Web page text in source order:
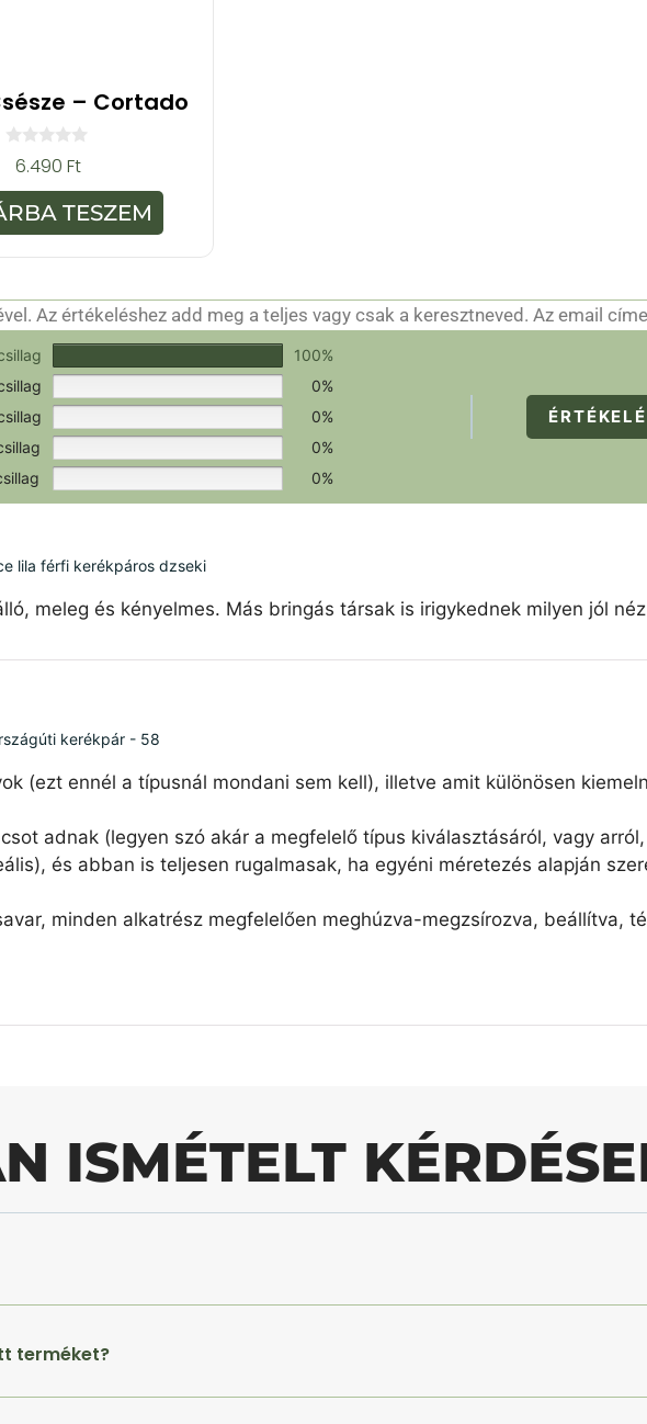
– Cortado
z
5
-
b
6.490Ft
TESZEM
Értékeld a terméket!
Az értékeléshez add meg a teljes vagy csak a keresztneved. Az email
csak a hitelesítéshez szükséges.
100%
0%
0%
0%
0%
lila férfi kerékpáros dzseki
meleg és kényelmes. Más bringás társak is irigykednek milyen jól
kerékpár - 58
(ezt ennél a típusnál mondani sem kell), illetve amit különösen
adnak (legyen szó akár a megfelelő típus kiválasztásáról, vagy
és abban is teljesen rugalmasak, ha egyéni méretezés alapján
minden alkatrész megfelelően meghúzva-megzsírozva, beállítva,
ISMÉTELT
terméket?